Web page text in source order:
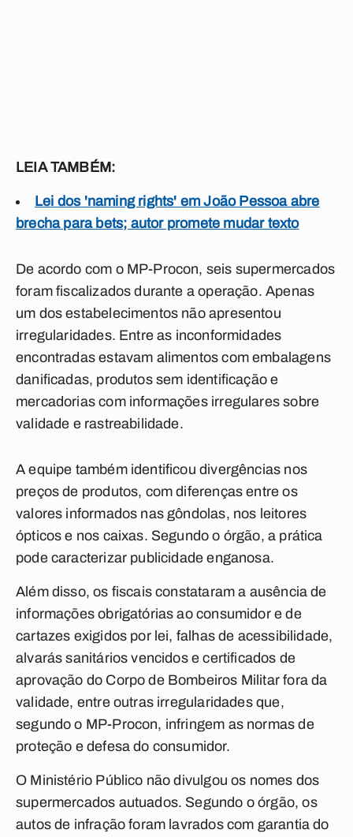
LEIA TAMBÉM:
Lei dos 'naming rights' em João Pessoa abre
brecha para bets; autor promete mudar texto
De acordo com o MP-Procon, seis supermercados
foram fiscalizados durante a operação. Apenas
um dos estabelecimentos não apresentou
irregularidades. Entre as inconformidades
encontradas estavam alimentos com embalagens
danificadas, produtos sem identificação e
mercadorias com informações irregulares sobre
validade e rastreabilidade.
A equipe também identificou divergências nos
preços de produtos, com diferenças entre os
valores informados nas gôndolas, nos leitores
ópticos e nos caixas. Segundo o órgão, a prática
pode caracterizar publicidade enganosa.
Além disso, os fiscais constataram a ausência de
informações obrigatórias ao consumidor e de
cartazes exigidos por lei, falhas de acessibilidade,
alvarás sanitários vencidos e certificados de
aprovação do Corpo de Bombeiros Militar fora da
validade, entre outras irregularidades que,
segundo o MP-Procon, infringem as normas de
proteção e defesa do consumidor.
O Ministério Público não divulgou os nomes dos
supermercados autuados. Segundo o órgão, os
autos de infração foram lavrados com garantia do